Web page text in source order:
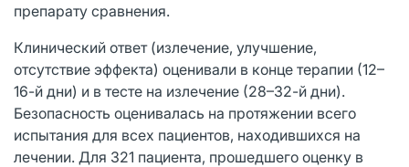
препарату сравнения.
Клинический ответ (излечение, улучшение,
отсутствие эффекта) оценивали в конце терапии (12–
16-й дни) и в тесте на излечение (28–32-й дни).
Безопасность оценивалась на протяжении всего
испытания для всех пациентов, находившихся на
лечении. Для 321 пациента, прошедшего оценку в